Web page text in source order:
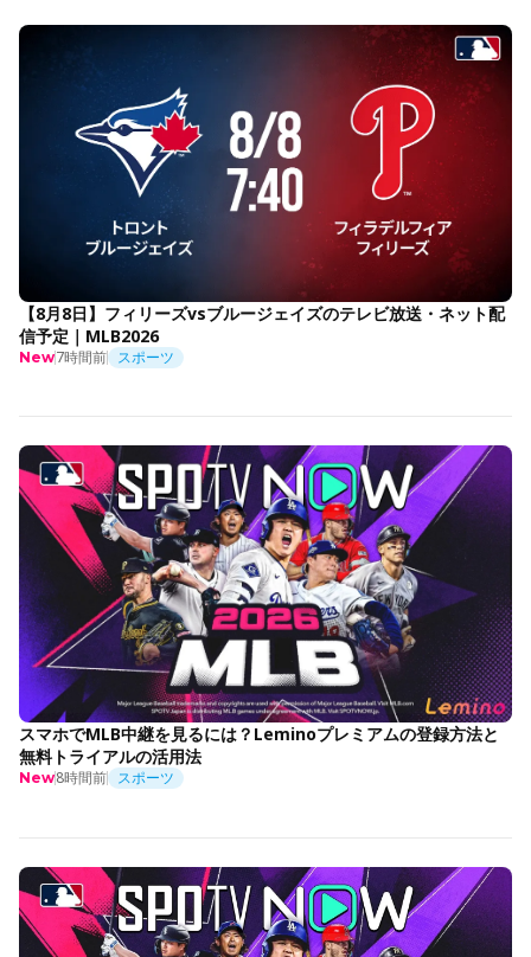
【8月8日】フィリーズvsブルージェイズのテレビ放送・ネット配
信予定｜MLB2026
New7時間前 スポーツ
スマホでMLB中継を見るには？Leminoプレミアムの登録方法と
無料トライアルの活用法
New8時間前 スポーツ